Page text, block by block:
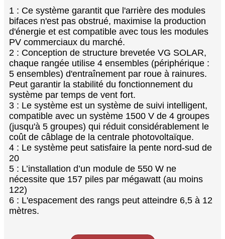
1 : Ce système garantit que l'arrière des modules
bifaces n'est pas obstrué, maximise la production
d'énergie et est compatible avec tous les modules
PV commerciaux du marché.
2 : Conception de structure brevetée VG SOLAR,
chaque rangée utilise 4 ensembles (périphérique :
5 ensembles) d'entraînement par roue à rainures.
Peut garantir la stabilité du fonctionnement du
système par temps de vent fort.
3 : Le système est un système de suivi intelligent,
compatible avec un système 1500 V de 4 groupes
(jusqu'à 5 groupes) qui réduit considérablement le
coût de câblage de la centrale photovoltaïque.
4 : Le système peut satisfaire la pente nord-sud de
20
5 : L’installation d’un module de 550 W ne
nécessite que 157 piles par mégawatt (au moins
122)
6 : L'espacement des rangs peut atteindre 6,5 à 12
mètres.